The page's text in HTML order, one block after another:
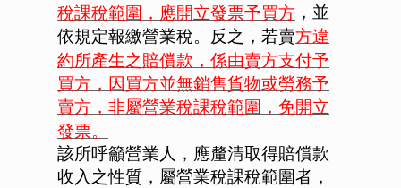
稅課稅範圍，應開立發票予買方 ，並
依規定報繳營業稅。反之，若賣方違
約所產生之賠償款，係由賣方支付予
買方，因買方並無銷售貨物或勞務予
賣方，非屬營業稅課稅範圍，免開立
發票。
該所呼籲營業人，應釐清取得賠償款
收入之性質，屬營業稅課稅範圍者，